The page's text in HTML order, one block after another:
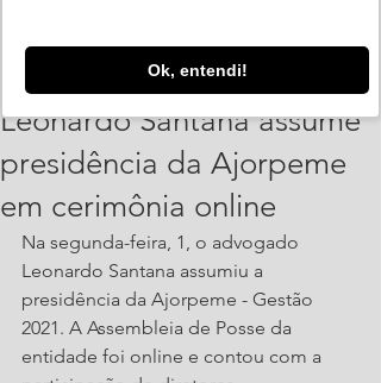
Ok, entendi!
Leonardo Santana assume
presidência da Ajorpeme
em cerimônia online
Na segunda-feira, 1, o advogado
Leonardo Santana assumiu a
presidência da Ajorpeme - Gestão
2021. A Assembleia de Posse da
entidade foi online e contou com a